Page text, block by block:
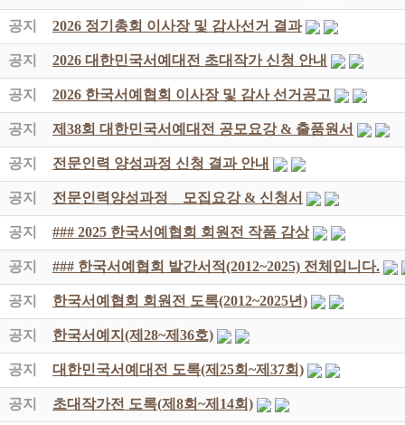
공지 2026 정기총회 이사장 및 감사선거 결과
공지 2026 대한민국서예대전 초대작가 신청 안내
공지 2026 한국서예협회 이사장 및 감사 선거공고
공지 제38회 대한민국서예대전 공모요강 & 출품원서
공지 전문인력 양성과정 신청 결과 안내
공지 전문인력양성과정 _ 모집요강 & 신청서
공지 ### 2025 한국서예협회 회원전 작품 감상
공지 ### 한국서예협회 발간서적(2012~2025) 전체입니다.
공지 한국서예협회 회원전 도록(2012~2025년)
공지 한국서예지(제28~제36호)
공지 대한민국서예대전 도록(제25회~제37회)
공지 초대작가전 도록(제8회~제14회)